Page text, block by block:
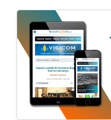
WN DELI
SERDANG
WN
TEBING
TINGGI